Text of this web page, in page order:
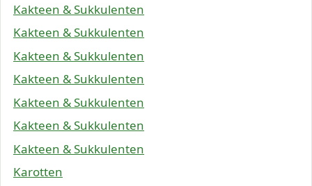
Kakteen & Sukkulenten
Kakteen & Sukkulenten
Kakteen & Sukkulenten
Kakteen & Sukkulenten
Kakteen & Sukkulenten
Kakteen & Sukkulenten
Kakteen & Sukkulenten
Karotten